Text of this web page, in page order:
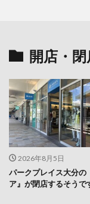
開店・閉
2026年8月5日
パークプレイス大分の
ア』が閉店するそうで